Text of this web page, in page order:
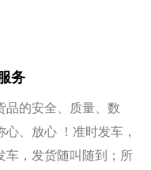
务
品的安全、质量、数
、放心 ！准时发车，
车，发货随叫随到；所